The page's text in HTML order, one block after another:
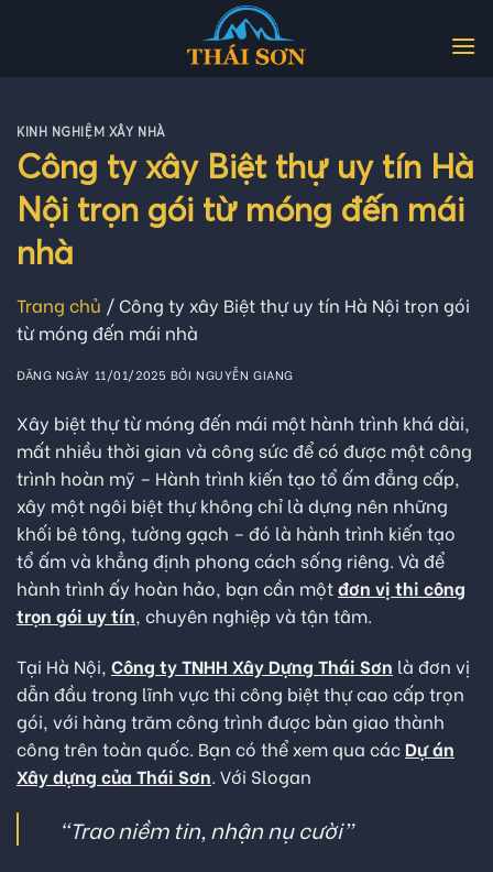
KINH NGHIỆM XÂY NHÀ
Công ty xây Biệt thự uy tín Hà
Nội trọn gói từ móng đến mái
nhà
Trang chủ / Công ty xây Biệt thự uy tín Hà Nội trọn gói
từ móng đến mái nhà
ĐĂNG NGÀY 11/01/2025 BỞINGUYỄN GIANG
Xây biệt thự từ móng đến mái một hành trình khá dài,
mất nhiều thời gian và công sức để có được một công
trình hoàn mỹ – Hành trình kiến tạo tổ ấm đẳng cấp,
xây một ngôi biệt thự không chỉ là dựng nên những
khối bê tông, tường gạch – đó là hành trình kiến tạo
tổ ấm và khẳng định phong cách sống riêng. Và để
hành trình ấy hoàn hảo, bạn cần mộtđơn vị thi công
trọn gói uy tín, chuyên nghiệp và tận tâm.
Tại Hà Nội, Công ty TNHH Xây Dựng Thái Sơn là đơn vị
dẫn đầu trong lĩnh vực thi công biệt thự cao cấp trọn
gói, với hàng trăm công trình được bàn giao thành
công trên toàn quốc. Bạn có thể xem qua các Dự án
Xây dựng của Thái Sơn. Với Slogan
“Trao niềm tin, nhận nụ cười”